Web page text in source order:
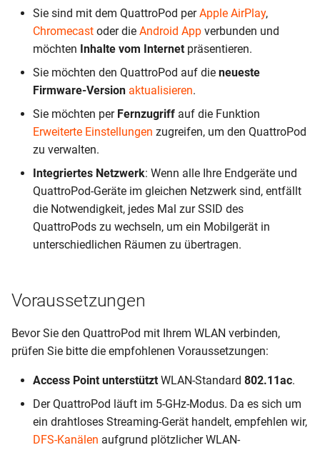
Confire Cloud (CMS)
Einrichtungshinweise
Erweiterte Funktionen
Firmware aktualisieren
Mit WLAN verbinden
Problembehandlung
Über das Gerät
USB Device Tree Viewer
WLAN-Umgebung scannen
Pairing des Senders
Confire Cloud (CMS)
Einrichtungshinweise
Erweiterte Funktionen
Multicast
Sender bedienen
Sicherheitscodes
SoftAP deaktivieren
Firmware aktualisieren
Mit WLAN/LAN verbinden
Problembehandlung
Über das Gerät
USB Device Tree Viewer
WLAN-Umgebung scannen
Pairing des Senders
Multicast
Sender bedienen
Sicherheitscodes
Touch-Back-Funktion
Sich als Admin anmelden
Networkeinstellungen
auswählen
Mit LAN verbinden
Problembehandlung
Mein 5GHz-WLAN lässt sich
nicht verbinden
WLAN-Signalstärke
Erweiterte Einstellungen
Sich als Admin anmelden
WLAN vergessen
Über das Gerät
USB Device Tree Viewer
WLAN-Umgebung scannen
Erweiterte Funktionen Multicast
Sender bedienen
Sicherheitscodes
Touch-Back-Funktion
Firmware aktualisieren
Mit WLAN/LAN verbinden
Problembehandlung
USB Device Tree Viewer
WLAN-Umgebung scannen
Erweiterte Funktionen
Firmware aktualisieren
Mit WLAN/LAN verbinden
Problembehandlung
Erweiterte Funktionen
Firmware aktualisieren
Mit WLAN/LAN verbinden
Problembehandlung
Erweiterte Funktionen
Firmware aktualisieren
Mit WLAN verbinden
Problembehandlung
Sie sind mit dem QuattroPod perApple AirPlay,
Chromecast oder die Android App verbunden und
möchten Inhalte vom Internet präsentieren.
Sie möchten den QuattroPod auf die neueste
Firmware-Version aktualisieren.
Sie möchten per Fernzugriff auf die Funktion
Erweiterte Einstellungen zugreifen, um den QuattroPod
zu verwalten.
Integriertes Netzwerk: Wenn alle Ihre Endgeräte und
QuattroPod-Geräte im gleichen Netzwerk sind, entfällt
die Notwendigkeit, jedes Mal zur SSID des
QuattroPods zu wechseln, um ein Mobilgerät in
unterschiedlichen Räumen zu übertragen.
Voraussetzungen
Bevor Sie den QuattroPod mit Ihrem WLAN verbinden,
prüfen Sie bitte die empfohlenen Voraussetzungen:
Access Point unterstützt WLAN-Standard 802.11ac.
Der QuattroPod läuft im 5-GHz-Modus. Da es sich um
ein drahtloses Streaming-Gerät handelt, empfehlen wir,
DFS-Kanälen aufgrund plötzlicher WLAN-